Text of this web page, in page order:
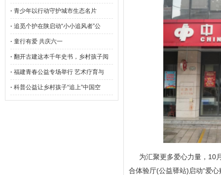
· 青少年以行动守护城市生态名片
· 追觅个护在陕启动“小小追风者”公
· 童行有爱 共庆六一
· 翻开古建这本千年史书，乡村孩子阅
· 福建青春公益专场举行 艺术疗育与
· 科普公益让乡村孩子“追上”中国空
为汇聚更多爱心力量，10
合体验厅(公益驿站)启动“爱